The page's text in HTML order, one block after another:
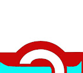
Utara Intensifkan